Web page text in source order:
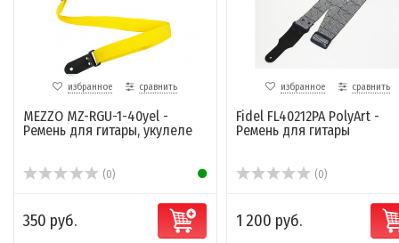
избранное сравнить
MEZZO MZ-RGU-1-40yel -
Ремень для гитары, укулеле
(0)
350 руб.
избранное сравнить
Fidel FL40212PA PolyArt -
Ремень для гитары
(0)
1 200 руб.